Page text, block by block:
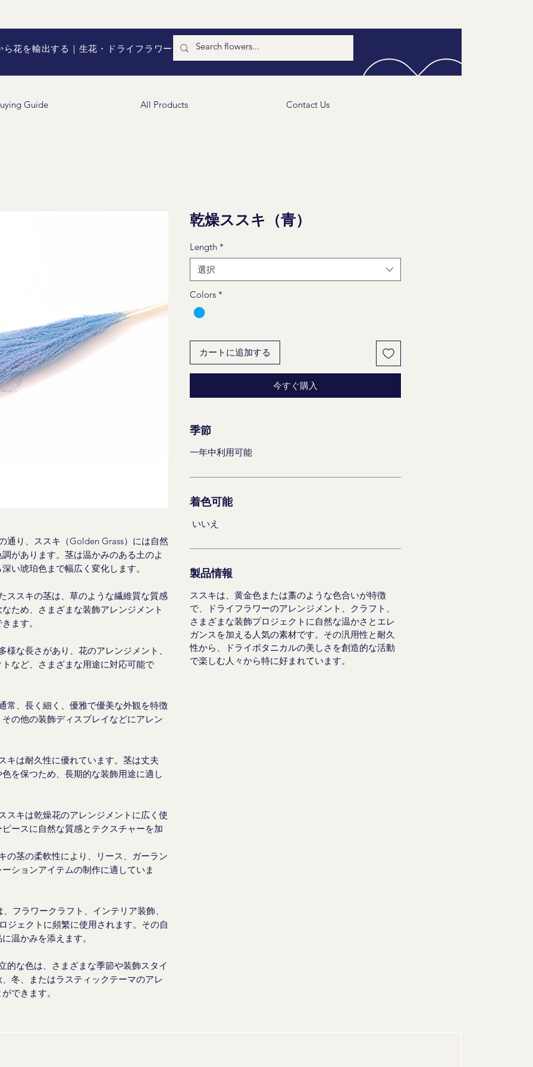
花を輸出する｜生花・ドライフラワー
Guide All Products Contact Us
通り、ススキ（Golden Grass）には自然
があります。茎は温かみのある土のよ
い琥珀色まで幅広く変化します。
ススキの茎は、草のような繊維質な質感
ため、さまざまな装飾アレンジメント
ます。
様な長さがあり、花のアレンジメント、
など、さまざまな用途に対応可能で
常、長く細く、優雅で優美な外観を特徴
の他の装飾ディスプレイなどにアレン
キは耐久性に優れています。茎は丈夫
を保つため、長期的な装飾用途に適し
スキは乾燥花のアレンジメントに広く使
ースに自然な質感とテクスチャーを加
の茎の柔軟性により、リース、ガーラン
ションアイテムの制作に適していま
、フラワークラフト、インテリア装飾、
ジェクトに頻繁に使用されます。その自
温かみを添えます。
的な色は、さまざまな季節や装飾スタイ
冬、またはラスティックテーマのアレ
できます。
乾燥ススキ（青）
Length *
選択
Colors *
カートに追加する
今すぐ購入
季節
一年中利用可能
着色可能
いいえ
製品情報
ススキは、黄金色または藁のような色合いが特徴
で、ドライフラワーのアレンジメント、クラフト、
さまざまな装飾プロジェクトに自然な温かさとエレ
ガンスを加える人気の素材です。その汎用性と耐久
性から、ドライボタニカルの美しさを創造的な活動
で楽しむ人々から特に好まれています。